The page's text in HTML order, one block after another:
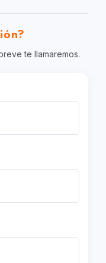
te llamaremos.